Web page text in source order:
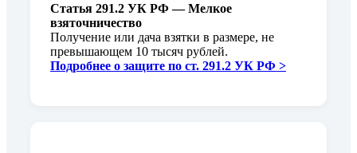
Статья 291.2 УК РФ — Мелкое
взяточничество
Получение или дача взятки в размере, не
превышающем 10 тысяч рублей.
Подробнее о защите по ст. 291.2 УК РФ >